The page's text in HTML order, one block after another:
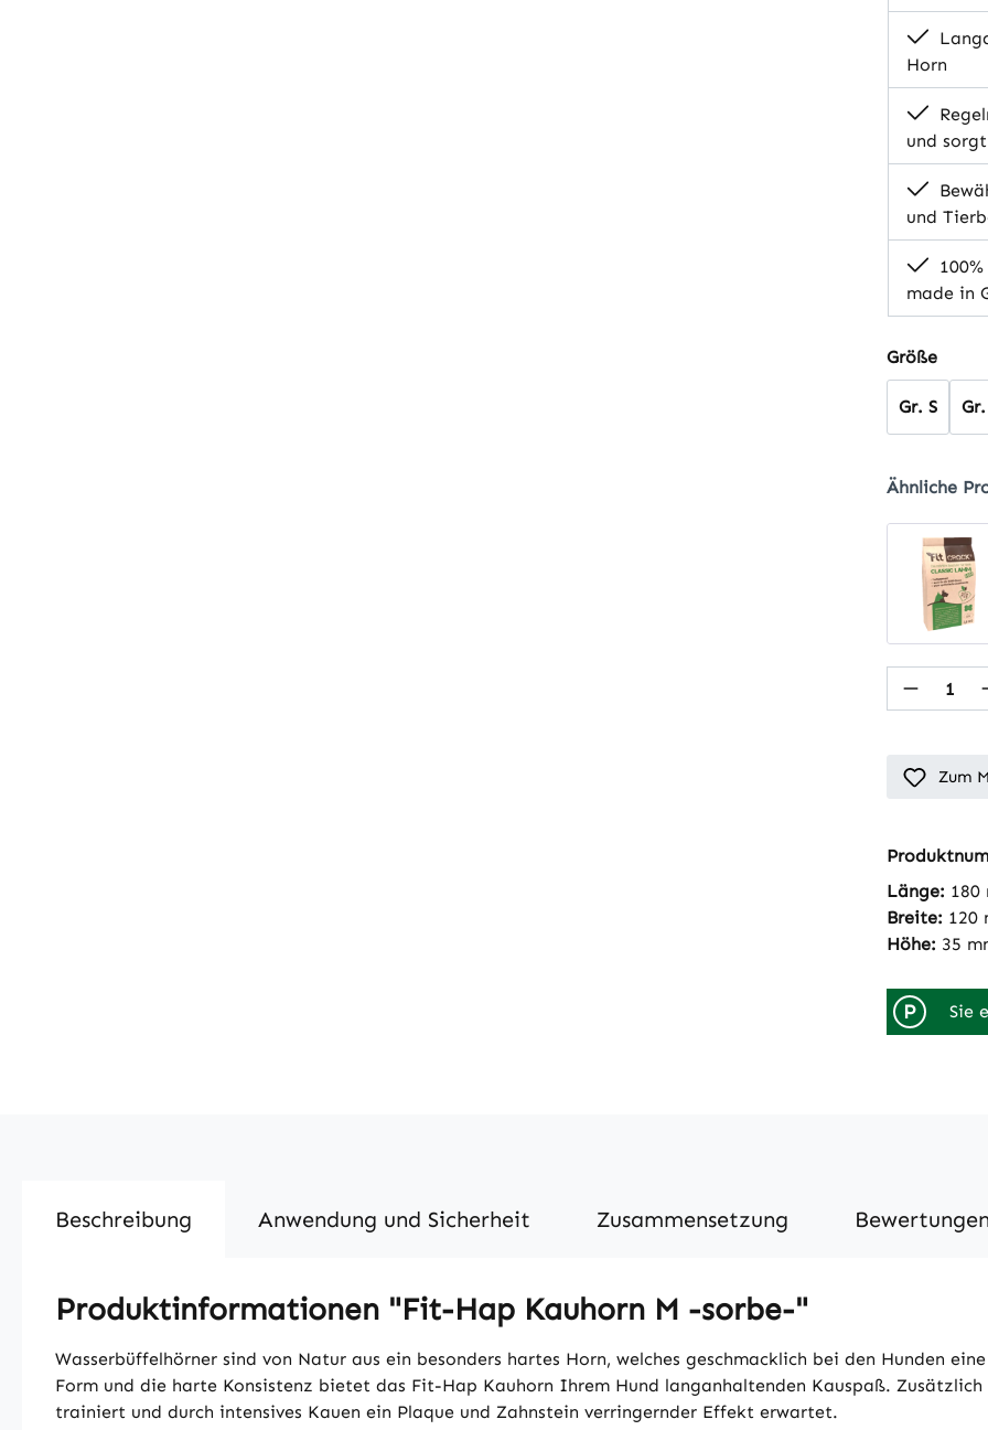
Horn
und
und
made in
Größe
Gr. S
Ähnliche
Zum
Länge: 180
Breite: 120
Höhe: 35
P Sie
Beschreibung Anwendung und Sicherheit Zusammensetzung
Produktinformationen "Fit-Hap Kauhorn M -sorbe-"
Wasserbüffelhörner sind von Natur aus ein besonders hartes Horn, welches geschmacklich bei den Hunden
Form und die harte Konsistenz bietet das Fit-Hap Kauhorn Ihrem Hund langanhaltenden Kauspaß.
trainiert und durch intensives Kauen ein Plaque und Zahnstein verringernder Effekt erwartet.